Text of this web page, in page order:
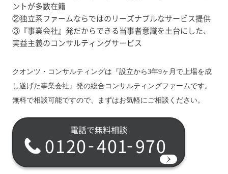
ントが多数在籍
②独立系ファームならではのリーズナブルなサービス提供
③『事業会社』発だからできる当事者意識を土台にした、
実益主義のコンサルティングサービス
クオンツ・コンサルティングは『設立から3年9ヶ月で上場を成
し遂げた事業会社』発の総合コンサルティングファームです。
無料で相談可能ですので、まずはお気軽にご相談ください。
電話で無料相談
0120-401-970